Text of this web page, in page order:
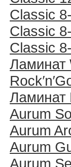
Classic
Classic
Classic
Ламинат
Ламинат
Aurum
Aurum
Aurum
Aurum